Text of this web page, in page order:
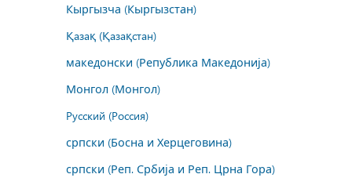
Кыргызча (Кыргызстан)
Қазақ (Қазақстан)
македонски (Република Македонија)
Монгол (Монгол)
Русский (Россия)
српски (Босна и Херцеговина)
српски (Реп. Србија и Реп. Црна Гора)